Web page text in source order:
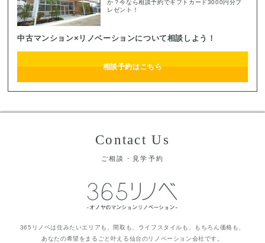
か？今なら相談予約でギフトカード3000円分プ
レゼント！
中古マンション×リノベーションについて相談しよう！
相談予約はこちら
Contact Us
ご相談・見学予約
365リノベは住みたいエリアも、間取も、ライフスタイルも、もちろん価格も、
あなたの希望をまるごと叶える仙台のリノベーション会社です。